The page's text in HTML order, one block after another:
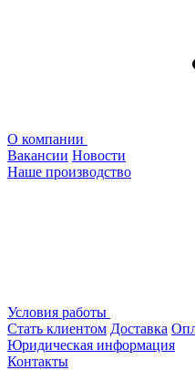
О компании
Вакансии Новости
Наше производство
Условия работы
Стать клиентом Доставка
Юридическая информация
Контакты